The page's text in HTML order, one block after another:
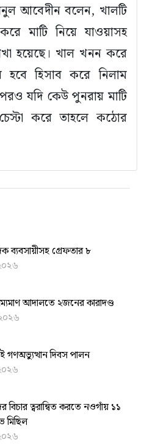
আবেদীন বলেন, খালটি
মাটি নিয়ে যাওয়াসহ
হয়েছে। খাল খনন করে
হিসাব করে নিলাম
যদি কেউ পুনরায় মাটি
করে তাহলে কঠোর
ব্যবসায়ীসহ গ্রেফতার ৮
আদালতে ২জনের কারাদণ্ড
গণঅভ্যুত্থান দিবস পালন
বিচার ত্বরান্বিত করতে ‎নওগাঁয় ১১
মিছিল